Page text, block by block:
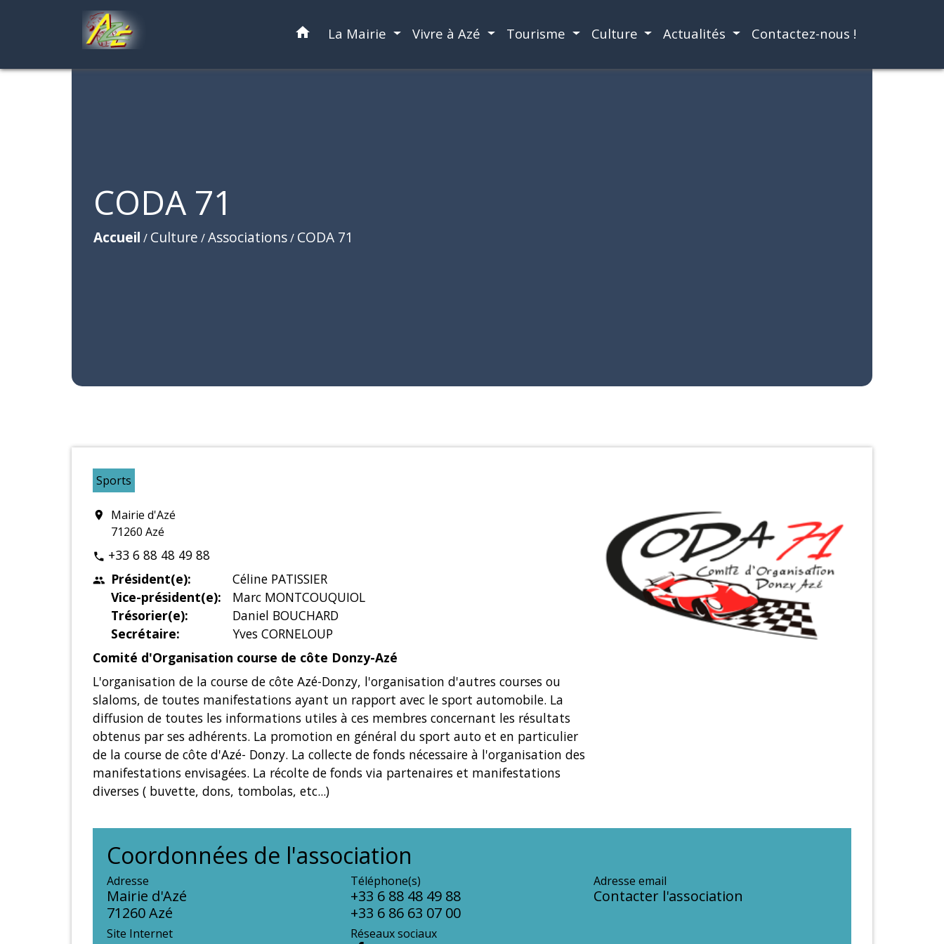
home La Mairie Vivre à Azé Tourisme Culture Actualités Contactez-nous !
CODA 71
Accueil / Culture /Associations/ CODA 71
Sports
location_on
Mairie d'Azé
71260 Azé
phone +33 6 88 48 49 88
people
Président(e):
Vice-président(e):
Trésorier(e):
Secrétaire:
Céline PATISSIER
Marc MONTCOUQUIOL
Daniel BOUCHARD
Yves CORNELOUP
Comité d'Organisation course de côte Donzy-Azé
L'organisation de la course de côte Azé-Donzy, l'organisation d'autres courses ou
slaloms, de toutes manifestations ayant un rapport avec le sport automobile. La
diffusion de toutes les informations utiles à ces membres concernant les résultats
obtenus par ses adhérents. La promotion en général du sport auto et en particulier
de la course de côte d'Azé- Donzy. La collecte de fonds nécessaire à l'organisation des
manifestations envisagées. La récolte de fonds via partenaires et manifestations
diverses ( buvette, dons, tombolas, etc...)
Coordonnées de l'association
Adresse
Mairie d'Azé
71260 Azé
Téléphone(s)
+33 6 88 48 49 88
+33 6 86 63 07 00
Adresse email
Contacter l'association
Site Internet Réseaux sociaux